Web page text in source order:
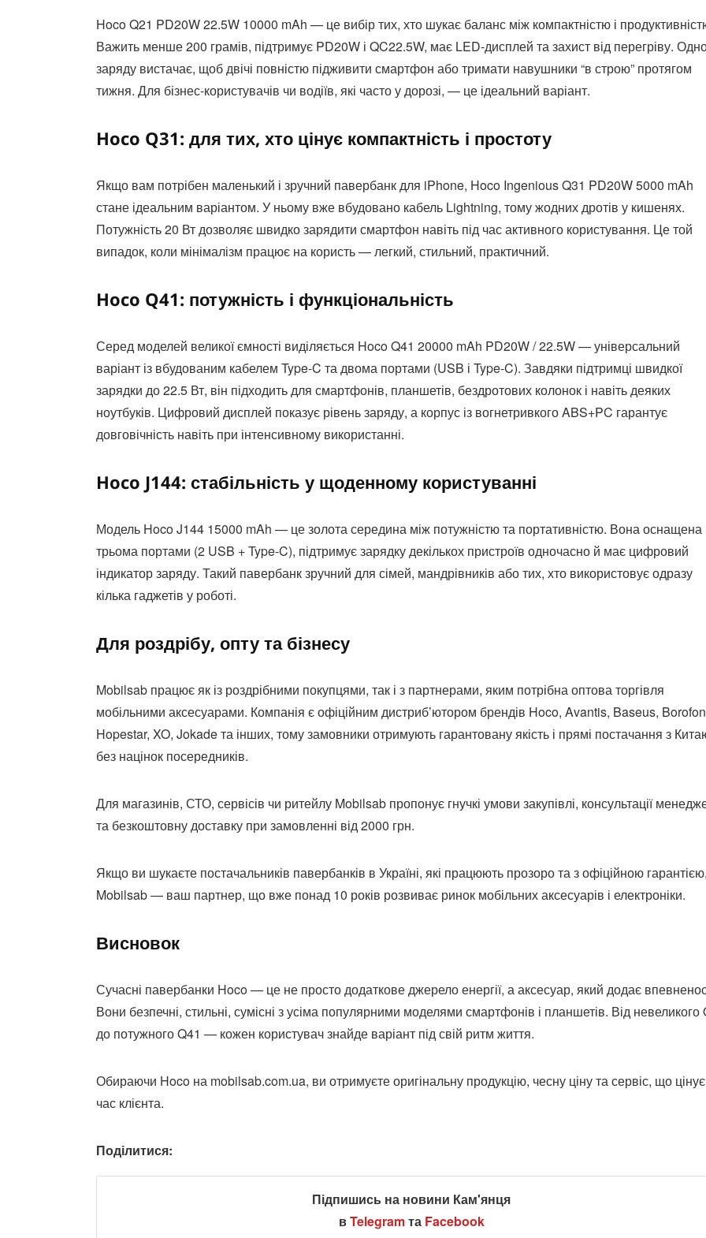
Hoco Q21 PD20W 22.5W 10000 mAh — це вибір тих, хто шукає баланс між компактністю і
Важить менше 200 грамів, підтримує PD20W і QC22.5W, має LED-дисплей та захист від перегріву.
заряду вистачає, щоб двічі повністю підживити смартфон або тримати навушники “в строю” протягом
тижня. Для бізнес-користувачів чи водіїв, які часто у дорозі, — це ідеальний варіант.
Hoco Q31: для тих, хто цінує компактність і простоту
Якщо вам потрібен маленький і зручний павербанк для iPhone, Hoco Ingenious Q31 PD20W 5000 mAh
стане ідеальним варіантом. У ньому вже вбудовано кабель Lightning, тому жодних дротів у кишенях.
Потужність 20 Вт дозволяє швидко зарядити смартфон навіть під час активного користування. Це той
випадок, коли мінімалізм працює на користь — легкий, стильний, практичний.
Hoco Q41: потужність і функціональність
Серед моделей великої ємності виділяється Hoco Q41 20000 mAh PD20W / 22.5W — універсальний
варіант із вбудованим кабелем Type-C та двома портами (USB і Type-C). Завдяки підтримці швидкої
зарядки до 22.5 Вт, він підходить для смартфонів, планшетів, бездротових колонок і навіть деяких
ноутбуків. Цифровий дисплей показує рівень заряду, а корпус із вогнетривкого ABS+PC гарантує
довговічність навіть при інтенсивному використанні.
Hoco J144: стабільність у щоденному користуванні
Модель Hoco J144 15000 mAh — це золота середина між потужністю та портативністю. Вона оснащена
трьома портами (2 USB + Type-C), підтримує зарядку декількох пристроїв одночасно й має цифровий
індикатор заряду. Такий павербанк зручний для сімей, мандрівників або тих, хто використовує одразу
кілька гаджетів у роботі.
Для роздрібу, опту та бізнесу
Mobilsab працює як із роздрібними покупцями, так і з партнерами, яким потрібна оптова торгівля
мобільними аксесуарами. Компанія є офіційним дистриб’ютором брендів Hoco, Avantis, Baseus,
Hopestar, XO, Jokade та інших, тому замовники отримують гарантовану якість і прямі постачання з
без націнок посередників.
Для магазинів, СТО, сервісів чи ритейлу Mobilsab пропонує гнучкі умови закупівлі, консультації
та безкоштовну доставку при замовленні від 2000 грн.
Якщо ви шукаєте постачальників павербанків в Україні, які працюють прозоро та з офіційною гарантією,
Mobilsab — ваш партнер, що вже понад 10 років розвиває ринок мобільних аксесуарів і електроніки.
Висновок
Сучасні павербанки Hoco — це не просто додаткове джерело енергії, а аксесуар, який додає
Вони безпечні, стильні, сумісні з усіма популярними моделями смартфонів і планшетів. Від невеликого
до потужного Q41 — кожен користувач знайде варіант під свій ритм життя.
Обираючи Hoco на mobilsab.com.ua, ви отримуєте оригінальну продукцію, чесну ціну та сервіс, що цінує
час клієнта.
Поділитися:
Підпишись на новини Кам'янця
вTelegramта Facebook